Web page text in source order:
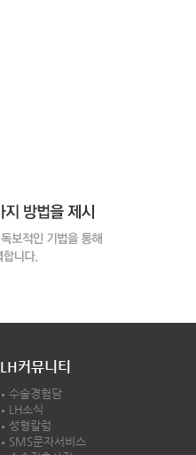
LH커뮤니티
수술경험담
LH소식
성형칼럼
SMS문자서비스